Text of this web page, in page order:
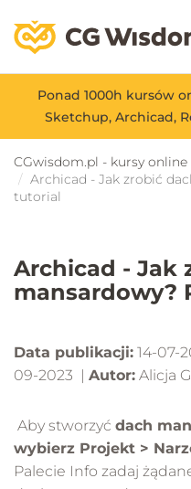
Ponad 1000h kursów
Sketchup, Archicad,
CGwisdom.pl - kursy online
Archicad - Jak zrobić
tutorial
Archicad - Jak
mansardowy?
Data publikacji: 14-07-
09-2023 | Autor: Alicja
Aby stworzyć dach
wybierz Projekt >
Palecie Info zadaj